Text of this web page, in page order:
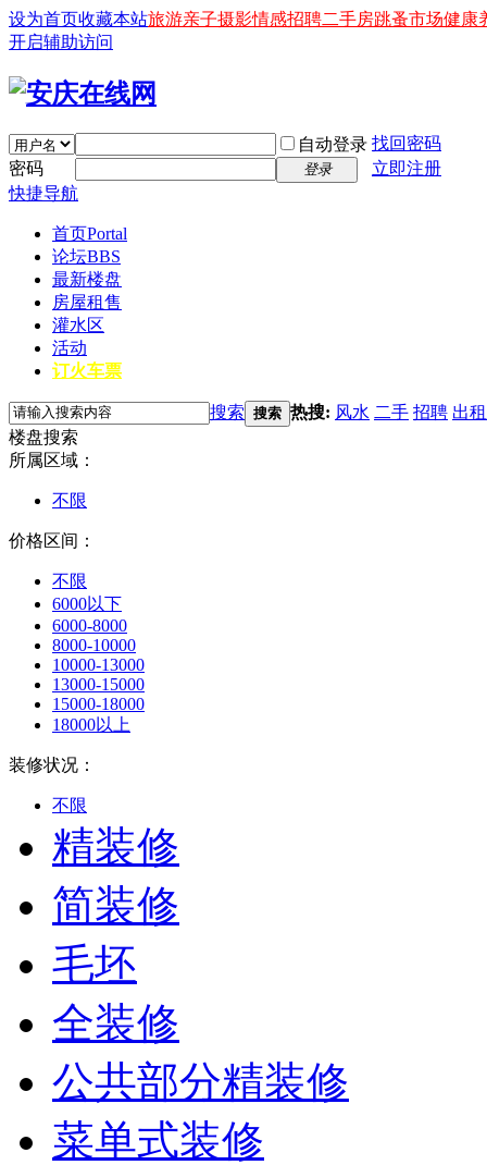
设为首页收藏本站旅游亲子摄影情感招聘二手房跳蚤市场健康
开启辅助访问
自动登录 找回密码
密码
登录
立即注册
快捷导航
首页Portal
论坛BBS
最新楼盘
房屋租售
灌水区
活动
订火车票
搜索 搜索 热搜: 风水 二手 招聘 出租
楼盘搜索
所属区域：
不限
价格区间：
不限
6000以下
6000-8000
8000-10000
10000-13000
13000-15000
15000-18000
18000以上
装修状况：
不限
精装修
简装修
毛坯
全装修
公共部分精装修
菜单式装修